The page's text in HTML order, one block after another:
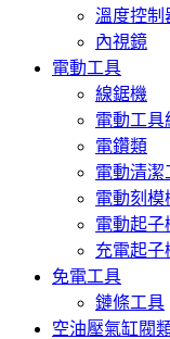
溫度控制
內視鏡
電動工具
線鋸機
電動工具
電鑽類
電動清潔
電動刻模
電動起子
充電起子
免電工具
鏈條工具
空油壓氣缸閥